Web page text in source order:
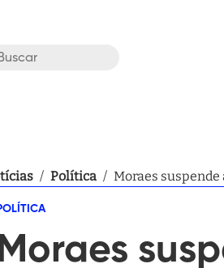
/ Política / Moraes suspende